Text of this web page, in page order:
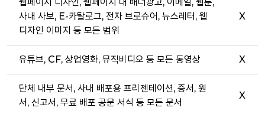
사내 사보, E-카탈로그, 전자 브로슈어, 뉴스레터, 웹
디자인 이미지 등 모든 범위
X
유튜브, CF, 상업영화, 뮤직비디오 등 모든 동영상 X
단체 내부 문서, 사내 배포용 프리젠테이션, 증서, 원
서, 신고서, 무료 배포 공문 서식 등 모든 문서
X